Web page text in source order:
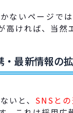
ないページでは
高ければ、当然
・最新情報の
いと、 SNSと